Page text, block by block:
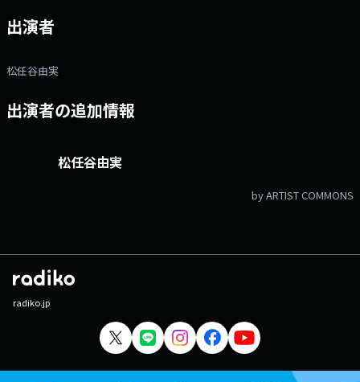
出演者
松任谷由実
出演者の追加情報
松任谷由実
by ARTIST COMMONS
radiko.jp